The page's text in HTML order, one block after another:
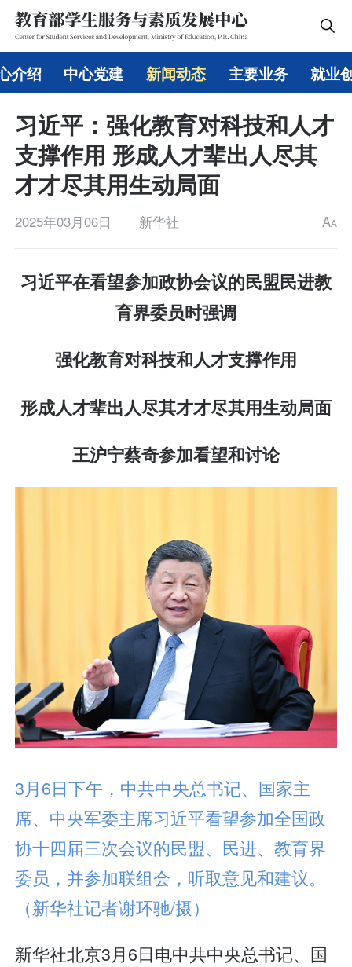
介绍 中心党建 新闻动态 主要业务 就业
习近平：强化教育对科技和人才
支撑作用 形成人才辈出人尽其
才才尽其用生动局面
2025年03月06日 新华社 AA
习近平在看望参加政协会议的民盟民进教
育界委员时强调
强化教育对科技和人才支撑作用
形成人才辈出人尽其才才尽其用生动局面
王沪宁蔡奇参加看望和讨论
3月6日下午，中共中央总书记、国家主
席、中央军委主席习近平看望参加全国政
协十四届三次会议的民盟、民进、教育界
委员，并参加联组会，听取意见和建议。
（新华社记者谢环驰/摄）
新华社北京3月6日电中共中央总书记、国